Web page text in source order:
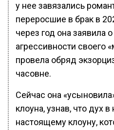
у нее завязались
переросшие в брак в
через год она заявила
агрессивности своего
провела обряд
часовне.
Сейчас она
клоуна, узнав, что дух
настоящему клоуну,